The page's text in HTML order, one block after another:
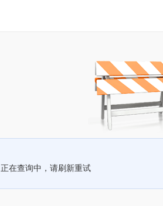
正在查询中，请刷新重试